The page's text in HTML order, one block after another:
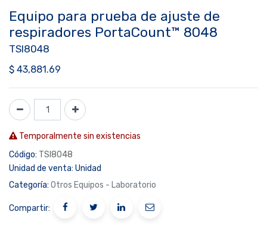
Equipo para prueba de ajuste de
respiradores PortaCount™ 8048
TSI8048
$ 43,881.69
Temporalmente sin existencias
Código: TSI8048
Unidad de venta: Unidad
Categoría: Otros Equipos - Laboratorio
Compartir: